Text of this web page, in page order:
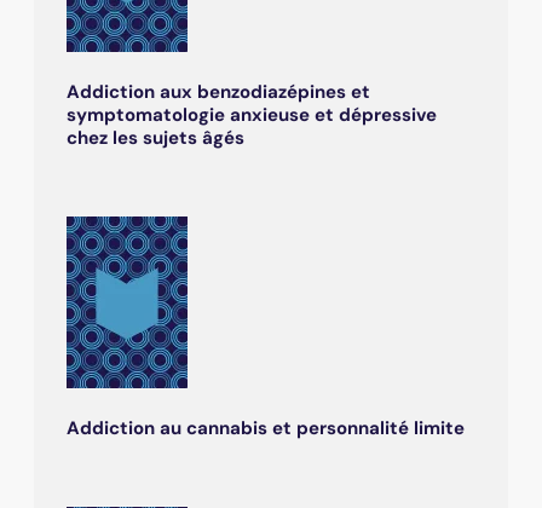
Addiction aux benzodiazépines et
symptomatologie anxieuse et dépressive
chez les sujets âgés
Addiction au cannabis et personnalité limite